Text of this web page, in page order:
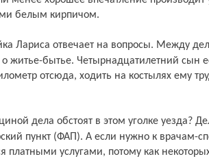
белым кирпичом.
о житье-бытье. Четырнадцатилетний сын
отсюда, ходить на костылях ему
пункт (ФАП). А если нужно к врачам-
платными услугами, потому как